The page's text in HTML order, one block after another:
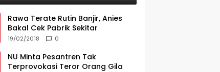
Rawa Terate Rutin Banjir, Anies
Bakal Cek Pabrik Sekitar
19/02/2018 0
NU Minta Pesantren Tak
Terprovokasi Teror Orang Gila